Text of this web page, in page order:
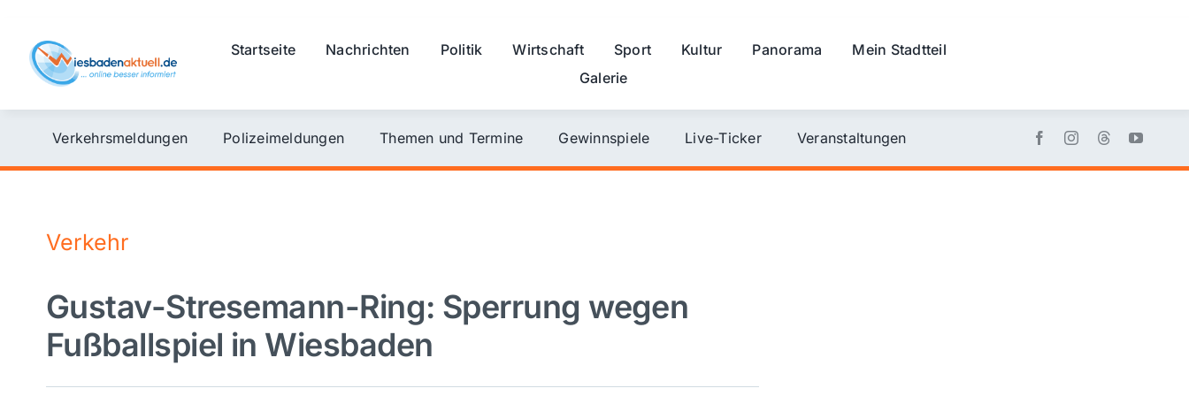
content
Startseite Nachrichten Politik Wirtschaft Sport Kultur Panorama
Mein Stadtteil
Galerie
Verkehrsmeldungen Polizeimeldungen Themen und Termine Gewinnspiele Live-Ticker Veranstaltungen
Verkehr
Gustav-Stresemann-Ring: Sperrung wegen
Fußballspiel in Wiesbaden